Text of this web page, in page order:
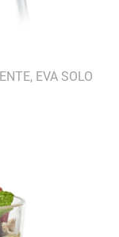
EVA SOLO